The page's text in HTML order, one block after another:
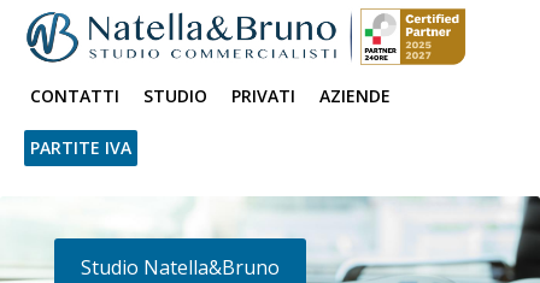
CONTATTI STUDIO PRIVATI AZIENDE
PARTITE IVA
Studio Natella&Bruno